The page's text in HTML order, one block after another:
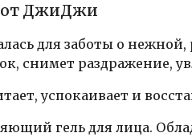
от ДжиДжи
для заботы о
снимет раздражение,
успокаивает и
гель для лица.